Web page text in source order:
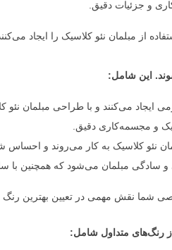
و جزئیات دقیق.
از مبلمان نئو کلاسیک را ایجاد
این شامل:
می‌کنند و با طراحی مبلمان نئو
و مجسمه‌کاری دقیق.
نئو کلاسیک به کار می‌روند و
و سادگی مبلمان می‌شود که همچنین با
شما نقش مهمی در تعیین بهترین رنگ
رنگ‌های متداول شامل: